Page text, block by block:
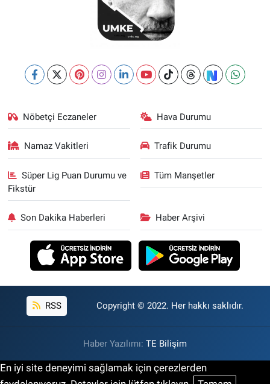
Nöbetçi Eczaneler Hava Durumu
Namaz Vakitleri Trafik Durumu
Süper Lig Puan Durumu ve
Fikstür
Tüm Manşetler
Son Dakika Haberleri Haber Arşivi
RSS Copyright © 2022. Her hakkı saklıdır.
Haber Yazılımı: TE Bilişim
En iyi site deneyimi sağlamak için çerezlerden